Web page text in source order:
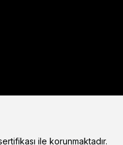
ile korunmaktadır.